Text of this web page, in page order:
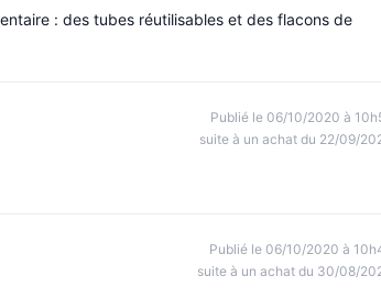
: des tubes réutilisables et des flacons de
Publié le 06/10/2020 à
suite à un achat du 22/09/
Publié le 06/10/2020 à
suite à un achat du 30/08/